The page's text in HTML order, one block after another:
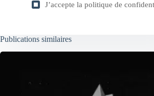
J’accepte la politique de
Publications similaires